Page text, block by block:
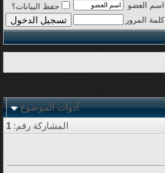
اسم العضو
حفظ البيانات؟
كلمة المرور
أدوات الموضوع
المشاركة رقم: 1